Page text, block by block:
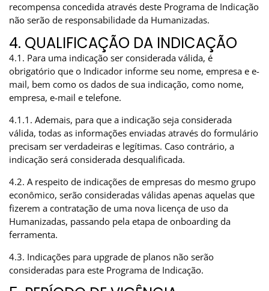
recompensa concedida através deste Programa de Indicação
não serão de responsabilidade da Humanizadas.
4. QUALIFICAÇÃO DA INDICAÇÃO
4.1. Para uma indicação ser considerada válida, é
obrigatório que o Indicador informe seu nome, empresa e e-
mail, bem como os dados de sua indicação, como nome,
empresa, e-mail e telefone.
4.1.1. Ademais, para que a indicação seja considerada
válida, todas as informações enviadas através do formulário
precisam ser verdadeiras e legítimas. Caso contrário, a
indicação será considerada desqualificada.
4.2. A respeito de indicações de empresas do mesmo grupo
econômico, serão consideradas válidas apenas aquelas que
fizerem a contratação de uma nova licença de uso da
Humanizadas, passando pela etapa de onboarding da
ferramenta.
4.3. Indicações para upgrade de planos não serão
consideradas para este Programa de Indicação.